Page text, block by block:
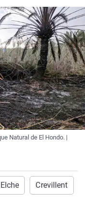
Natural de El Hondo. |
Elche Crevillent